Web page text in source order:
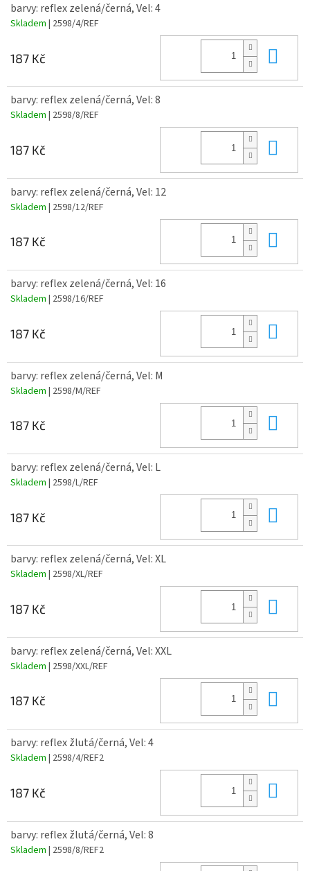
barvy: reflex zelená/černá, Vel: 4
Skladem | 2598/4/REF
187 Kč
barvy: reflex zelená/černá, Vel: 8
Skladem | 2598/8/REF
187 Kč
barvy: reflex zelená/černá, Vel: 12
Skladem | 2598/12/REF
187 Kč
barvy: reflex zelená/černá, Vel: 16
Skladem | 2598/16/REF
187 Kč
barvy: reflex zelená/černá, Vel: M
Skladem | 2598/M/REF
187 Kč
barvy: reflex zelená/černá, Vel: L
Skladem | 2598/L/REF
187 Kč
barvy: reflex zelená/černá, Vel: XL
Skladem | 2598/XL/REF
187 Kč
barvy: reflex zelená/černá, Vel: XXL
Skladem | 2598/XXL/REF
187 Kč
barvy: reflex žlutá/černá, Vel: 4
Skladem | 2598/4/REF2
187 Kč
barvy: reflex žlutá/černá, Vel: 8
Skladem | 2598/8/REF2